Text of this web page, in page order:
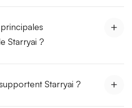
Starryai ?
Starryai ?